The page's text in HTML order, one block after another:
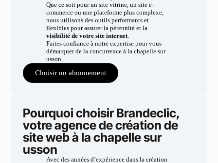
Que ce soit pour un site vitrine, un site e-
commerce ou une plateforme plus complexe,
nous utilisons des outils performants et
flexibles pour assurer la pérennité et la
visibilité de votre site internet.
Faites confiance à notre expertise pour vous
démarquer de la concurrence à la chapelle sur
usson.
Choisir un abonnement
Pourquoi choisir Brandeclic,
votre agence de création de
site web à la chapelle sur
usson
Avec des années d’expérience dans la création